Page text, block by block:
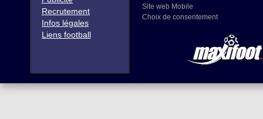
Recrutement
Infos légales
Liens football
Site web Mobile
Choix de consentement